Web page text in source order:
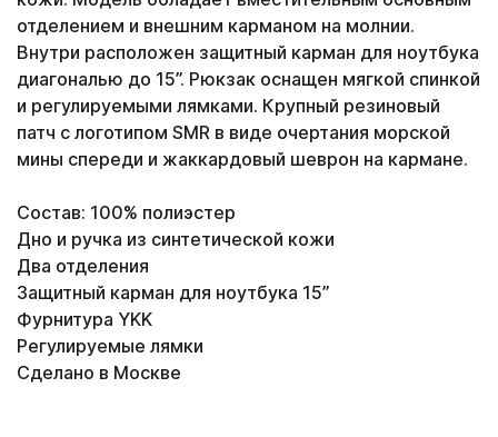
отделением и внешним карманом на молнии.
Внутри расположен защитный карман для ноутбука
диагональю до 15”. Рюкзак оснащен мягкой спинкой
и регулируемыми лямками. Крупный резиновый
патч с логотипом SMR в виде очертания морской
мины спереди и жаккардовый шеврон на кармане.
Состав: 100% полиэстер
Дно и ручка из синтетической кожи
Два отделения
Защитный карман для ноутбука 15”
Фурнитура YKK
Регулируемые лямки
Сделано в Москве